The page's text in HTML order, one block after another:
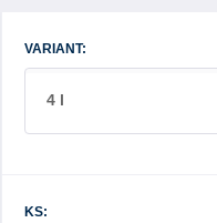
VARIANT:
4 l
KS: